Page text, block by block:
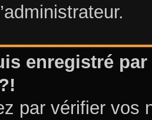
enregistré
par vérifier vos